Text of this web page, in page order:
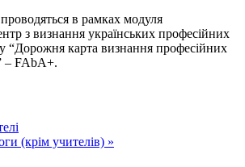
в рамках модуля
з визнання українських професійних
“Дорожня карта визнання професійних
– FAbA+.
(крім учителів) »